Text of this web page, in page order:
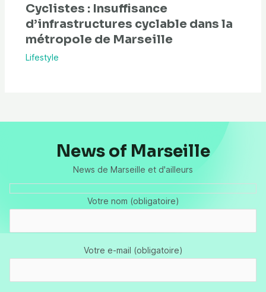
Cyclistes : Insuffisance
d’infrastructures cyclable dans la
métropole de Marseille
Lifestyle
News of Marseille
News de Marseille et d'ailleurs
Votre nom (obligatoire)
Votre e-mail (obligatoire)